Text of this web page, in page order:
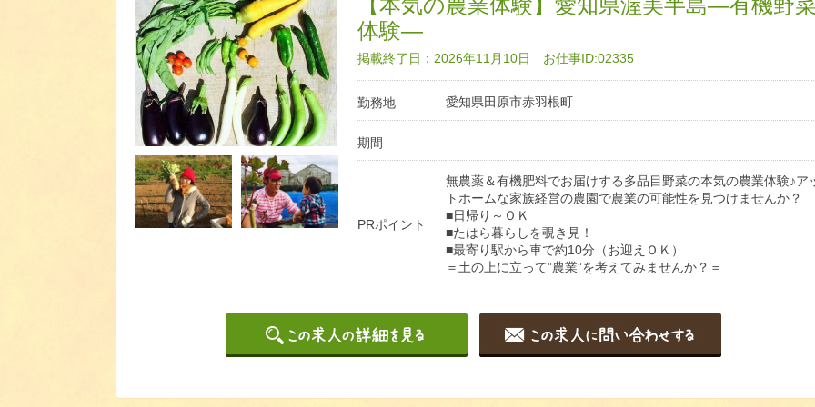
【本気の農業体験】愛知県渥美半島―有機野
体験―
掲載終了日：2026年11月10日 お仕事ID:02335
勤務地 愛知県田原市赤羽根町
期間
PRポイント
無農薬＆有機肥料でお届けする多品目野菜の本気の農業体験♪ア
トホームな家族経営の農園で農業の可能性を見つけませんか？
■日帰り～ＯＫ
■たはら暮らしを覗き見！
■最寄り駅から車で約10分（お迎えＯＫ）
＝土の上に立って”農業”を考えてみませんか？＝